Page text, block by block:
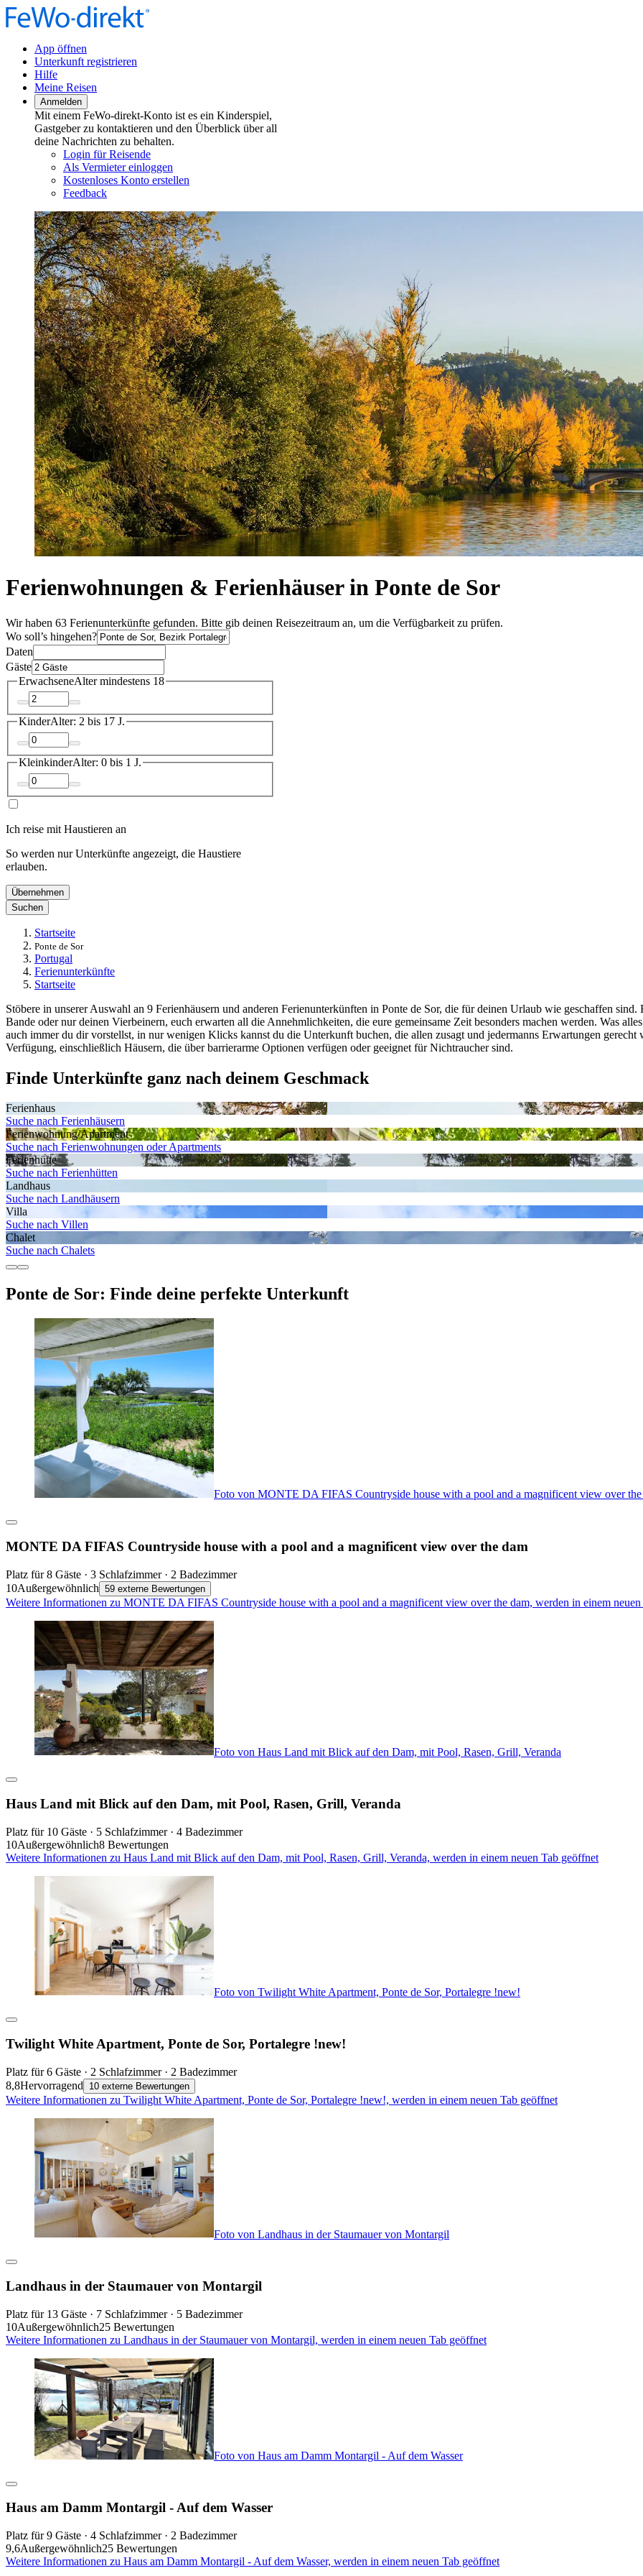
App öffnen
Unterkunft registrieren
Hilfe
Meine Reisen
Anmelden
Mit einem FeWo-direkt-Konto ist es ein Kinderspiel,
Gastgeber zu kontaktieren und den Überblick über all
deine Nachrichten zu behalten.
Login für Reisende
Als Vermieter einloggen
Kostenloses Konto erstellen
Feedback
Ferienwohnungen & Ferienhäuser in Ponte de Sor
Wir haben 63 Ferienunterkünfte gefunden. Bitte gib deinen Reisezeitraum an, um die Verfügbarkeit zu prüfen.
Wo soll’s hingehen?
Daten
Gäste
ErwachseneAlter mindestens 18
KinderAlter: 2 bis 17 J.
KleinkinderAlter: 0 bis 1 J.
Ich reise mit Haustieren an
So werden nur Unterkünfte angezeigt, die Haustiere
erlauben.
Übernehmen
Suchen
Startseite
Ponte de Sor
Portugal
Ferienunterkünfte
Startseite
Stöbere in unserer Auswahl an 9 Ferienhäusern und anderen Ferienunterkünften in Ponte de Sor, die für deinen Urlaub wie geschaffen
Bande oder nur deinen Vierbeinern, euch erwarten all die Annehmlichkeiten, die eure gemeinsame Zeit besonders machen werden. Was
auch immer du dir vorstellst, in nur wenigen Klicks kannst du die Unterkunft buchen, die allen zusagt und jedermanns Erwartungen
Verfügung, einschließlich Häusern, die über barrierarme Optionen verfügen oder geeignet für Nichtraucher sind.
Finde Unterkünfte ganz nach deinem Geschmack
Ferienhaus
Suche nach Ferienhäusern
Ferienwohnung/Apartment
Suche nach Ferienwohnungen oder Apartments
Ferienhütte
Suche nach Ferienhütten
Landhaus
Suche nach Landhäusern
Villa
Suche nach Villen
Chalet
Suche nach Chalets
Ponte de Sor: Finde deine perfekte Unterkunft
Foto von MONTE DA FIFAS Countryside house with a pool and a magnificent view over the
MONTE DA FIFAS Countryside house with a pool and a magnificent view over the dam
Platz für 8 Gäste · 3 Schlafzimmer · 2 Badezimmer
10Außergewöhnlich 59 externe Bewertungen
Weitere Informationen zu MONTE DA FIFAS Countryside house with a pool and a magnificent view over the dam, werden in einem
Foto von Haus Land mit Blick auf den Dam, mit Pool, Rasen, Grill, Veranda
Haus Land mit Blick auf den Dam, mit Pool, Rasen, Grill, Veranda
Platz für 10 Gäste · 5 Schlafzimmer · 4 Badezimmer
10Außergewöhnlich8 Bewertungen
Weitere Informationen zu Haus Land mit Blick auf den Dam, mit Pool, Rasen, Grill, Veranda, werden in einem neuen Tab geöffnet
Foto von Twilight White Apartment, Ponte de Sor, Portalegre !new!
Twilight White Apartment, Ponte de Sor, Portalegre !new!
Platz für 6 Gäste · 2 Schlafzimmer · 2 Badezimmer
8,8Hervorragend 10 externe Bewertungen
Weitere Informationen zu Twilight White Apartment, Ponte de Sor, Portalegre !new!, werden in einem neuen Tab geöffnet
Foto von Landhaus in der Staumauer von Montargil
Landhaus in der Staumauer von Montargil
Platz für 13 Gäste · 7 Schlafzimmer · 5 Badezimmer
10Außergewöhnlich25 Bewertungen
Weitere Informationen zu Landhaus in der Staumauer von Montargil, werden in einem neuen Tab geöffnet
Foto von Haus am Damm Montargil - Auf dem Wasser
Haus am Damm Montargil - Auf dem Wasser
Platz für 9 Gäste · 4 Schlafzimmer · 2 Badezimmer
9,6Außergewöhnlich25 Bewertungen
Weitere Informationen zu Haus am Damm Montargil - Auf dem Wasser, werden in einem neuen Tab geöffnet